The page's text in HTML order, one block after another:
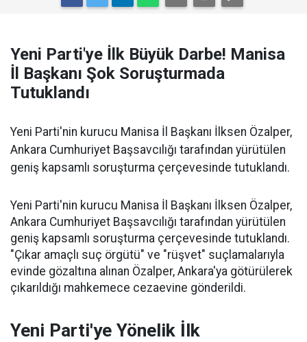
Yeni Parti'ye İlk Büyük Darbe! Manisa
İl Başkanı Şok Soruşturmada
Tutuklandı
Yeni Parti'nin kurucu Manisa İl Başkanı İlksen Özalper,
Ankara Cumhuriyet Başsavcılığı tarafından yürütülen
geniş kapsamlı soruşturma çerçevesinde tutuklandı.
Yeni Parti'nin kurucu Manisa İl Başkanı İlksen Özalper,
Ankara Cumhuriyet Başsavcılığı tarafından yürütülen
geniş kapsamlı soruşturma çerçevesinde tutuklandı.
"Çıkar amaçlı suç örgütü" ve "rüşvet" suçlamalarıyla
evinde gözaltına alınan Özalper, Ankara'ya götürülerek
çıkarıldığı mahkemece cezaevine gönderildi.
Yeni Parti'ye Yönelik İlk